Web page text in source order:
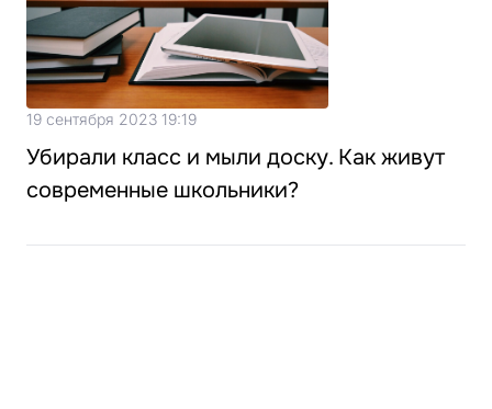
19 сентября 2023 19:19
Убирали класс и мыли доску. Как живут
современные школьники?